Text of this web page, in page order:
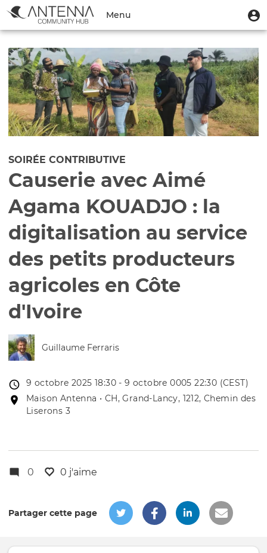
contenu
Menu
du
compte
de
l'utilisateur
Menu
Toggle
navigation
SOIRÉE CONTRIBUTIVE
Causerie avec Aimé
Agama KOUADJO : la
digitalisation au service
des petits producteurs
agricoles en Côte
d'Ivoire
Guillaume Ferraris
Date
de
l'évênement
9 octobre 2025 18:30 - 9 octobre 0005 22:30 (CEST)
Lieu
de
Maison Antenna • CH, Grand-Lancy, 1212, Chemin des
Liserons 3
0 0 j'aime
Partager cette page